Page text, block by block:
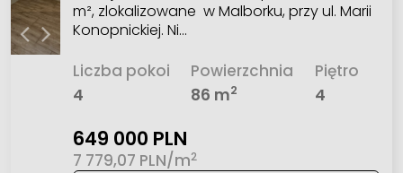
m², zlokalizowane w Malborku, przy ul. Marii
Konopnickiej. Ni…
Liczba pokoi
4
Powierzchnia
86 m2
Piętro
4
649 000 PLN
7 779,07 PLN/m2